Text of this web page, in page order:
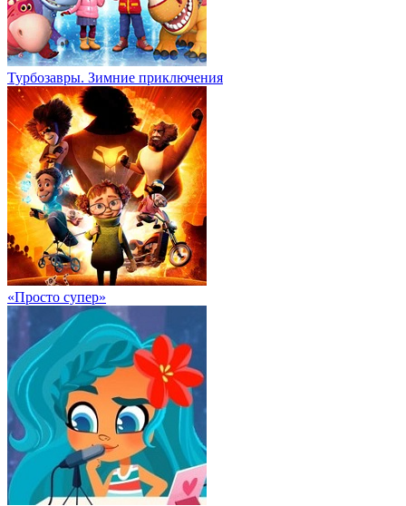
Турбозавры. Зимние приключения
«Просто супер»